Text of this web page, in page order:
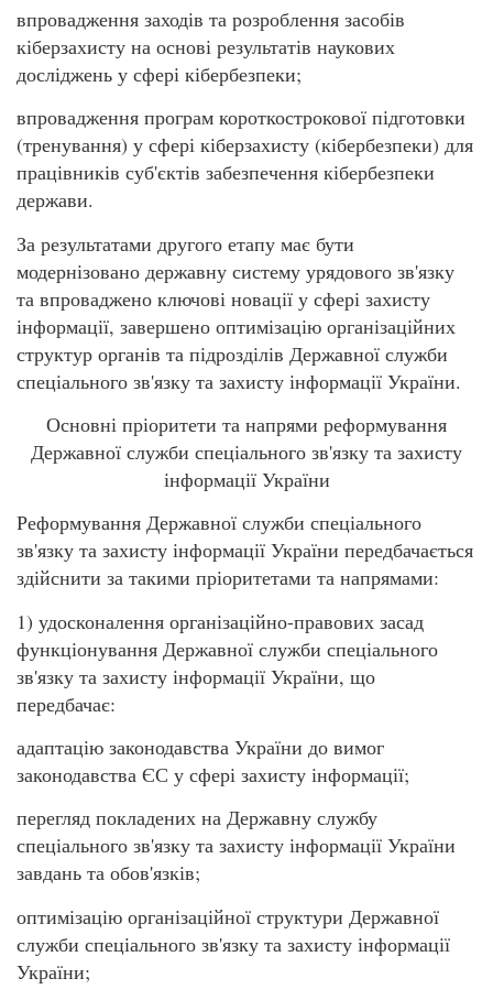
впровадження заходів та розроблення засобів
кіберзахисту на основі результатів наукових
досліджень у сфері кібербезпеки;
впровадження програм короткострокової підготовки
(тренування) у сфері кіберзахисту (кібербезпеки) для
працівників суб'єктів забезпечення кібербезпеки
держави.
За результатами другого етапу має бути
модернізовано державну систему урядового зв'язку
та впроваджено ключові новації у сфері захисту
інформації, завершено оптимізацію організаційних
структур органів та підрозділів Державної служби
спеціального зв'язку та захисту інформації України.
Основні пріоритети та напрями реформування
Державної служби спеціального зв'язку та захисту
інформації України
Реформування Державної служби спеціального
зв'язку та захисту інформації України передбачається
здійснити за такими пріоритетами та напрямами:
1) удосконалення організаційно-правових засад
функціонування Державної служби спеціального
зв'язку та захисту інформації України, що
передбачає:
адаптацію законодавства України до вимог
законодавства ЄС у сфері захисту інформації;
перегляд покладених на Державну службу
спеціального зв'язку та захисту інформації України
завдань та обов'язків;
оптимізацію організаційної структури Державної
служби спеціального зв'язку та захисту інформації
України;